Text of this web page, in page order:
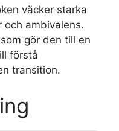
väcker starka
och ambivalens.
gör den till en
förstå
transition.